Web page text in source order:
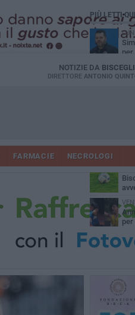
NOTIZIE DA
DIRETTORE ANTONIO
FARMACIE NECROLOGI
PIÙ LETTI
per
Il
per